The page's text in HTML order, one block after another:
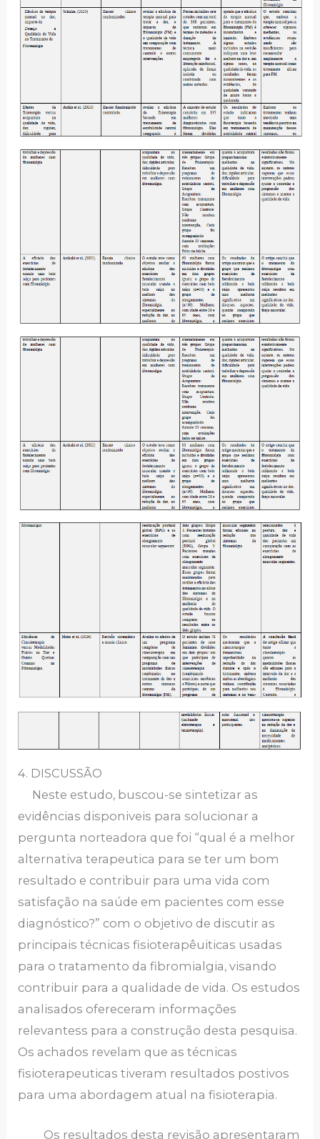
4. DISCUSSÃO
Neste estudo, buscou-se sintetizar as
evidências disponiveis para solucionar a
pergunta norteadora que foi “qual é a melhor
alternativa terapeutica para se ter um bom
resultado e contribuir para uma vida com
satisfação na saúde em pacientes com esse
diagnóstico?” com o objetivo de discutir as
principais técnicas fisioterapêuiticas usadas
para o tratamento da fibromialgia, visando
contribuir para a qualidade de vida. Os estudos
analisados ofereceram informações
relevantess para a construção desta pesquisa.
Os achados revelam que as técnicas
fisioterapeuticas tiveram resultados postivos
para uma abordagem atual na fisioterapia.
Os resultados desta revisão apresentaram